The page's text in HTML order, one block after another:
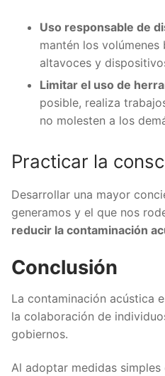
Uso responsable de
mantén los volúmenes
altavoces y
Limitar el uso de
posible, realiza
no molesten a los
Practicar la
Desarrollar una mayor
generamos y el que nos
reducir la contaminación
Conclusión
La contaminación acústica
la colaboración de
gobiernos.
Al adoptar medidas